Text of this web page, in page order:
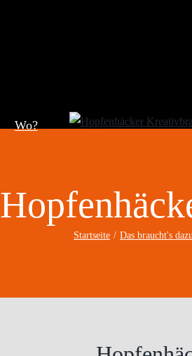
Wo?
Startseite Das braucht's